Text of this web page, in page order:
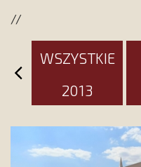
//
WSZYSTKIE
2013